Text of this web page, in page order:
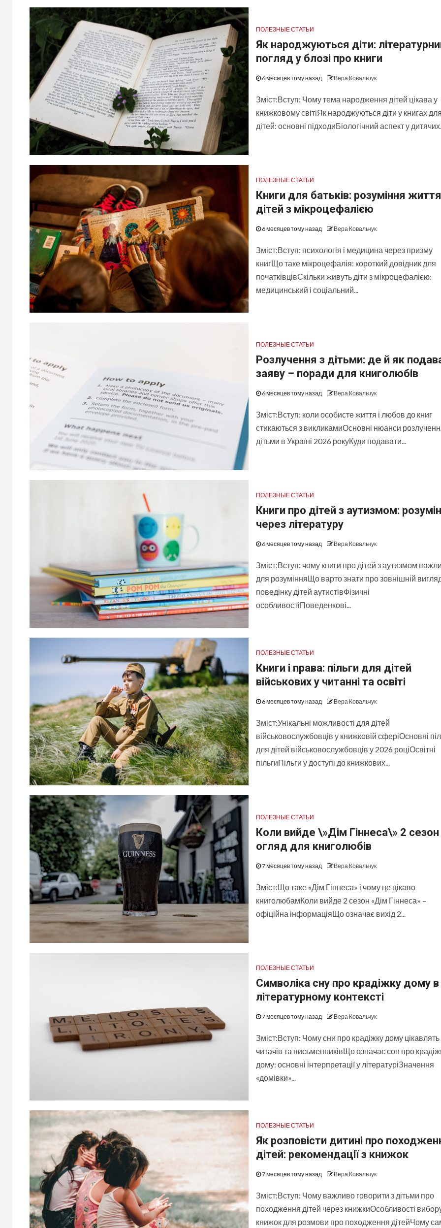
ПОЛЕЗНЫЕ СТАТЬИ
Як народжуються діти:
погляд у блозі про книги
6 месяцев тому назад Вера Ковальчук
Зміст:Вступ: Чому тема народження дітей цікава у
книжковому світіЯк народжуються діти у книгах
дітей: основні підходиБіологічний аспект у
ПОЛЕЗНЫЕ СТАТЬИ
Книги для батьків: розуміння життя
дітей з мікроцефалією
6 месяцев тому назад Вера Ковальчук
Зміст:Вступ: психологія і медицина через призму
книгЩо таке мікроцефалія: короткий довідник для
початківцівСкільки живуть діти з мікроцефалією:
медицинський і соціальний...
ПОЛЕЗНЫЕ СТАТЬИ
Розлучення з дітьми: де й як
заяву – поради для книголюбів
6 месяцев тому назад Вера Ковальчук
Зміст:Вступ: коли особисте життя і любов до книг
стикаються з викликамиОсновні нюанси
дітьми в Україні 2026 рокуКуди подавати...
ПОЛЕЗНЫЕ СТАТЬИ
Книги про дітей з аутизмом:
через літературу
6 месяцев тому назад Вера Ковальчук
Зміст:Вступ: чому книги про дітей з аутизмом
для розумінняЩо варто знати про зовнішній
поведінку дітей аутистівФізичні
особливостіПоведенкові...
ПОЛЕЗНЫЕ СТАТЬИ
Книги і права: пільги для дітей
військових у читанні та освіті
6 месяцев тому назад Вера Ковальчук
Зміст:Унікальні можливості для дітей
військовослужбовців у книжковій сферіОсновні
для дітей військовослужбовців у 2026 роціОсвітні
пільгиПільги у доступі до книжкових...
ПОЛЕЗНЫЕ СТАТЬИ
Коли вийде \»Дім Гіннеса\» 2
огляд для книголюбів
7 месяцев тому назад Вера Ковальчук
Зміст:Що таке «Дім Гіннеса» і чому це цікаво
книголюбамКоли вийде 2 сезон «Дім Гіннеса» –
офіційна інформаціяЩо означає вихід 2...
ПОЛЕЗНЫЕ СТАТЬИ
Символіка сну про крадіжку дому в
літературному контексті
7 месяцев тому назад Вера Ковальчук
Зміст:Вступ: Чому сни про крадіжку дому цікавлять
читачів та письменниківЩо означає сон про
дому: основні інтерпретації у літературіЗначення
«домівки»...
ПОЛЕЗНЫЕ СТАТЬИ
Як розповісти дитині про
дітей: рекомендації з книжок
7 месяцев тому назад Вера Ковальчук
Зміст:Вступ: Чому важливо говорити з дітьми про
походження дітей через книжкиОсобливості
книжок для розмови про походження дітейЧому